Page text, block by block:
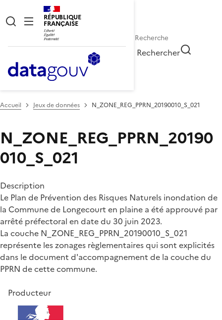
RÉPUBLIQUE
FRANÇAISE
Rechercher
Accueil Jeux de données N_ZONE_REG_PPRN_20190010_S_021
N_ZONE_REG_PPRN_20190
010_S_021
Description
Le Plan de Prévention des Risques Naturels inondation de
la Commune de Longecourt en plaine a été approuvé par
arrêté préfectoral en date du 30 juin 2023.
La couche N_ZONE_REG_PPRN_20190010_S_021
représente les zonages règlementaires qui sont explicités
dans le document d'accompagnement de la couche du
PPRN de cette commune.
Producteur